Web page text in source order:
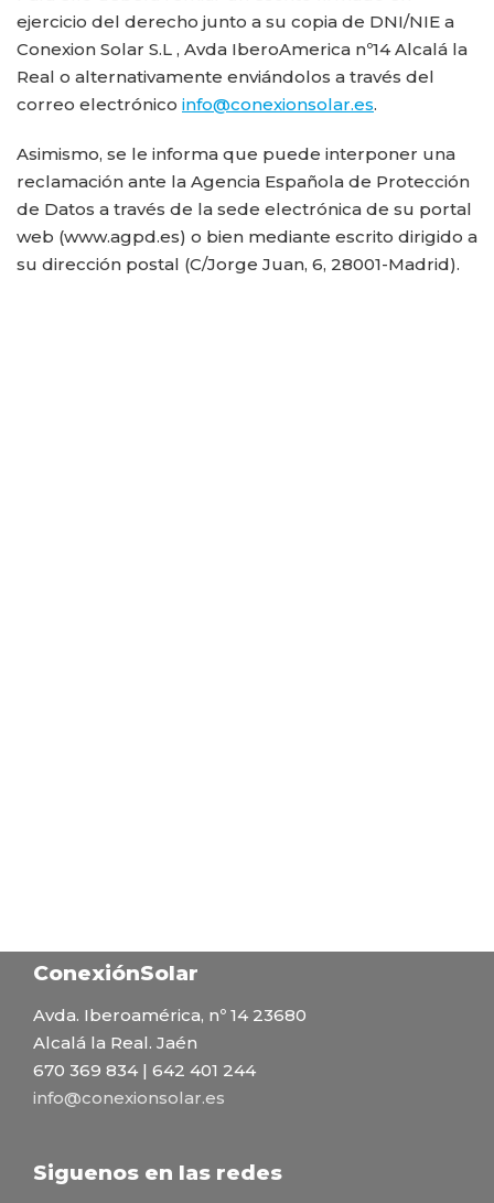
ejercicio del derecho junto a su copia de DNI/NIE a
Conexion Solar S.L , Avda IberoAmerica nº14 Alcalá la
Real o alternativamente enviándolos a través del
correo electrónico info@conexionsolar.es.
Asimismo, se le informa que puede interponer una
reclamación ante la Agencia Española de Protección
de Datos a través de la sede electrónica de su portal
web (www.agpd.es) o bien mediante escrito dirigido a
su dirección postal (C/Jorge Juan, 6, 28001-Madrid).
ConexiónSolar
Avda. Iberoamérica, nº 14 23680
Alcalá la Real. Jaén
670 369 834 | 642 401 244
info@conexionsolar.es
Siguenos en las redes